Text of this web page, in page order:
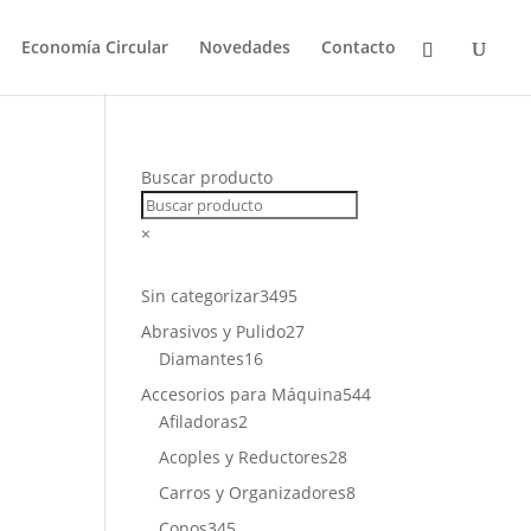
Economía Circular Novedades Contacto
Buscar producto
×
Sin categorizar3495
productos
Abrasivos y Pulido2727
Diamantes1616
productos
Accesorios para Máquina544544
Afiladoras2
productos
Acoples y Reductores2828
productos
Carros y Organizadores88